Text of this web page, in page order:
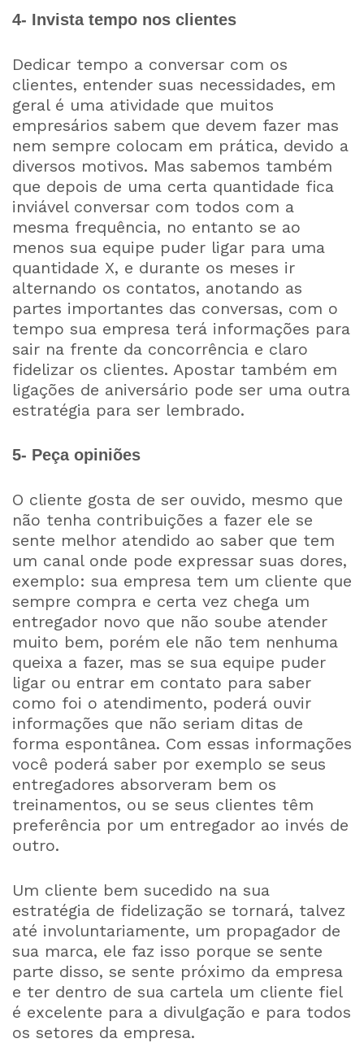
4- Invista tempo nos clientes
Dedicar tempo a conversar com os
clientes, entender suas necessidades, em
geral é uma atividade que muitos
empresários sabem que devem fazer mas
nem sempre colocam em prática, devido a
diversos motivos. Mas sabemos também
que depois de uma certa quantidade fica
inviável conversar com todos com a
mesma frequência, no entanto se ao
menos sua equipe puder ligar para uma
quantidade X, e durante os meses ir
alternando os contatos, anotando as
partes importantes das conversas, com o
tempo sua empresa terá informações para
sair na frente da concorrência e claro
fidelizar os clientes. Apostar também em
ligações de aniversário pode ser uma outra
estratégia para ser lembrado.
5- Peça opiniões
O cliente gosta de ser ouvido, mesmo que
não tenha contribuições a fazer ele se
sente melhor atendido ao saber que tem
um canal onde pode expressar suas dores,
exemplo: sua empresa tem um cliente que
sempre compra e certa vez chega um
entregador novo que não soube atender
muito bem, porém ele não tem nenhuma
queixa a fazer, mas se sua equipe puder
ligar ou entrar em contato para saber
como foi o atendimento, poderá ouvir
informações que não seriam ditas de
forma espontânea. Com essas informações
você poderá saber por exemplo se seus
entregadores absorveram bem os
treinamentos, ou se seus clientes têm
preferência por um entregador ao invés de
outro.
Um cliente bem sucedido na sua
estratégia de fidelização se tornará, talvez
até involuntariamente, um propagador de
sua marca, ele faz isso porque se sente
parte disso, se sente próximo da empresa
e ter dentro de sua cartela um cliente fiel
é excelente para a divulgação e para todos
os setores da empresa.